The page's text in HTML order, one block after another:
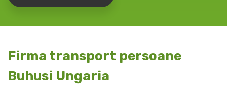
Firma transport persoane
Buhusi Ungaria